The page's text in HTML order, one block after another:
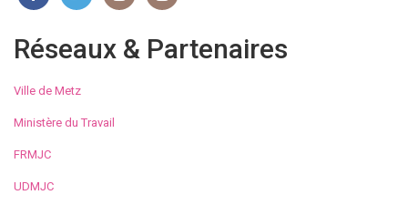
Réseaux & Partenaires
Ville de Metz
Ministère du Travail
FRMJC
UDMJC